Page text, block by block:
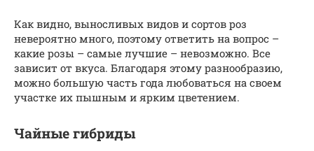
Как видно, выносливых видов и сортов роз
невероятно много, поэтому ответить на вопрос –
какие розы – самые лучшие – невозможно. Все
зависит от вкуса. Благодаря этому разнообразию,
можно большую часть года любоваться на своем
участке их пышным и ярким цветением.
Чайные гибриды